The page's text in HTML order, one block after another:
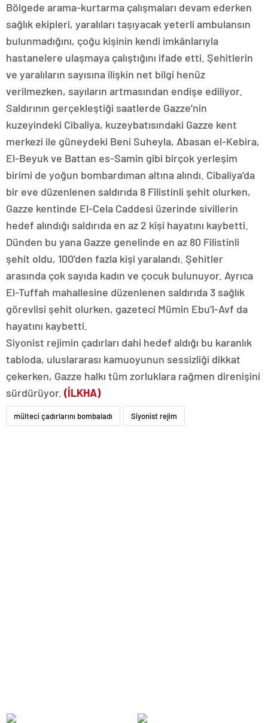
Bölgede arama-kurtarma çalışmaları devam ederken
sağlık ekipleri, yaralıları taşıyacak yeterli ambulansın
bulunmadığını, çoğu kişinin kendi imkânlarıyla
hastanelere ulaşmaya çalıştığını ifade etti. Şehitlerin
ve yaralıların sayısına ilişkin net bilgi henüz
verilmezken, sayıların artmasından endişe ediliyor.
Saldırının gerçekleştiği saatlerde Gazze’nin
kuzeyindeki Cibaliya, kuzeybatısındaki Gazze kent
merkezi ile güneydeki Beni Suheyla, Abasan el-Kebira,
El-Beyuk ve Battan es-Samin gibi birçok yerleşim
birimi de yoğun bombardıman altına alındı. Cibaliya’da
bir eve düzenlenen saldırıda 8 Filistinli şehit olurken,
Gazze kentinde El-Cela Caddesi üzerinde sivillerin
hedef alındığı saldırıda en az 2 kişi hayatını kaybetti.
Dünden bu yana Gazze genelinde en az 80 Filistinli
şehit oldu, 100’den fazla kişi yaralandı. Şehitler
arasında çok sayıda kadın ve çocuk bulunuyor. Ayrıca
El-Tuffah mahallesine düzenlenen saldırıda 3 sağlık
görevlisi şehit olurken, gazeteci Mümin Ebu’l-Avf da
hayatını kaybetti.
Siyonist rejimin çadırları dahi hedef aldığı bu karanlık
tabloda, uluslararası kamuoyunun sessizliği dikkat
çekerken, Gazze halkı tüm zorluklara rağmen direnişini
sürdürüyor. (İLKHA)
mülteci çadırlarını bombaladı Siyonist rejim